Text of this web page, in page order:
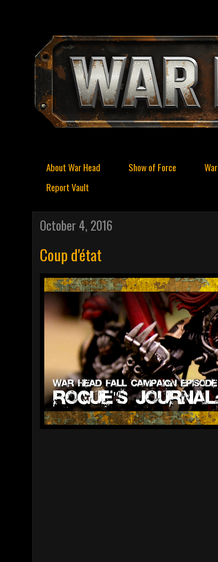
About War Head Show of Force
Report Vault
October 4, 2016
Coup d'état